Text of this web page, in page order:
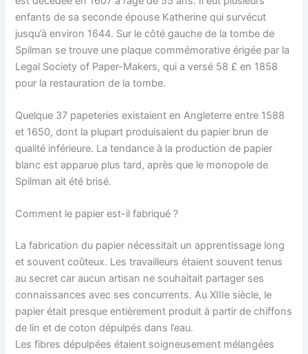
enfants de sa seconde épouse Katherine qui survécut
jusqu’à environ 1644. Sur le côté gauche de la tombe de
Spilman se trouve une plaque commémorative érigée par la
Legal Society of Paper-Makers, qui a versé 58 £ en 1858
pour la restauration de la tombe.
Quelque 37 papeteries existaient en Angleterre entre 1588
et 1650, dont la plupart produisaient du papier brun de
qualité inférieure. La tendance à la production de papier
blanc est apparue plus tard, après que le monopole de
Spilman ait été brisé.
Comment le papier est-il fabriqué ?
La fabrication du papier nécessitait un apprentissage long
et souvent coûteux. Les travailleurs étaient souvent tenus
au secret car aucun artisan ne souhaitait partager ses
connaissances avec ses concurrents. Au XIIIe siècle, le
papier était presque entièrement produit à partir de chiffons
de lin et de coton dépulpés dans l’eau.
Les fibres dépulpées étaient soigneusement mélangées